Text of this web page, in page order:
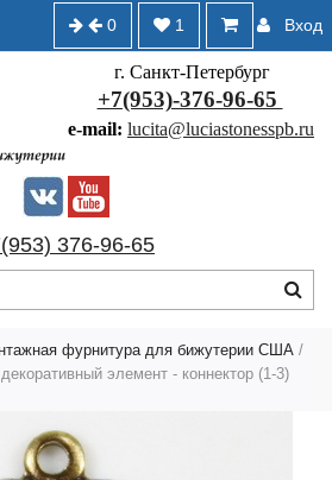
Вход
1
0
г. Санкт-Петербург
+7(953)-376-96-65
e-mail: lucita@luciastonesspb.ru
376-96-65
фурнитура для бижутерии США /
элемент - коннектор (1-3)